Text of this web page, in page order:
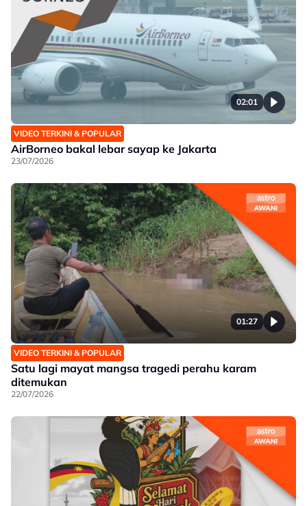
02:01
VIDEO TERKINI & POPULAR
AirBorneo bakal lebar sayap ke Jakarta
23/07/2026
01:27
VIDEO TERKINI & POPULAR
Satu lagi mayat mangsa tragedi perahu karam
ditemukan
22/07/2026